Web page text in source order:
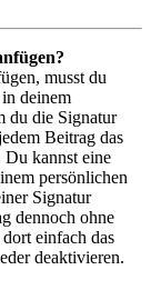
musst du
deinem
du die Signatur
Beitrag das
Du kannst eine
persönlichen
Signatur
dennoch ohne
einfach das
deaktivieren.